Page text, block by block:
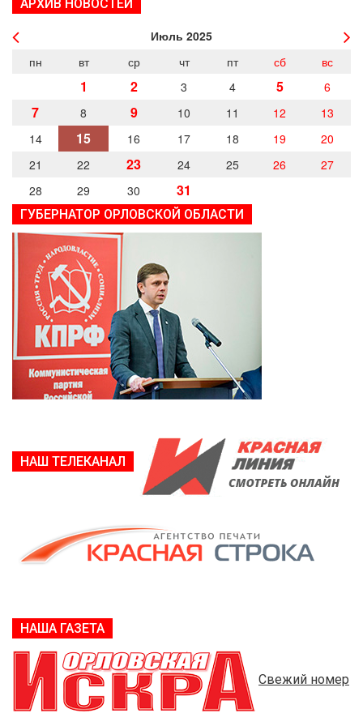
АРХИВ НОВОСТЕЙ
Июль 2025
пн
вт ср чт пт сб вс
1 2 3 4 5 6
7 8 9 10 11 12
13
14
15 16 17 18 19
20
21
22 23 24 25 26
27
28
29 30 31
ГУБЕРНАТОР ОРЛОВСКОЙ ОБЛАСТИ
НАШ ТЕЛЕКАНАЛ
НАША ГАЗЕТА
Свежий номер